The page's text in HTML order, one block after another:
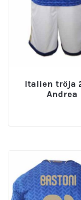
Italien tröja
Andrea